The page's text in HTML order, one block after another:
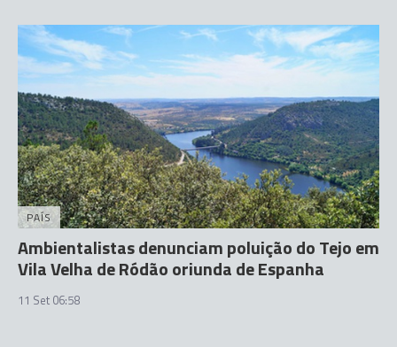
PAÍS
Ambientalistas denunciam poluição do Tejo em
Vila Velha de Ródão oriunda de Espanha
11 Set 06:58